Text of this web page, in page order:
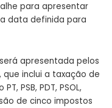
para apresentar
data definida para
apresentada pelos
inclui a taxação de
PSB, PDT, PSOL,
de cinco impostos